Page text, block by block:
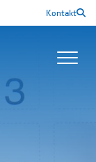
Kontakt